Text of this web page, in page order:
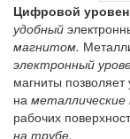
Цифровой
удобный
магнитом.
электронный
магниты позволяет
на металлические
рабочих
на трубе.